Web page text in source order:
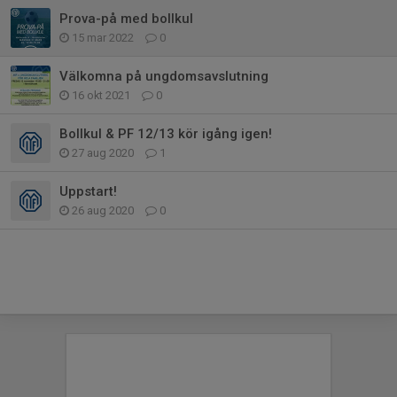
Prova-på med bollkul
15 mar 2022 0
Välkomna på ungdomsavslutning
16 okt 2021 0
Bollkul & PF 12/13 kör igång igen!
27 aug 2020 1
Uppstart!
26 aug 2020 0